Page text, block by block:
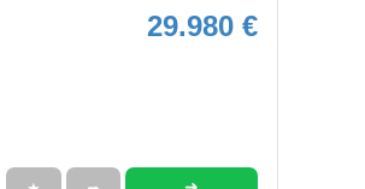
29.980 €